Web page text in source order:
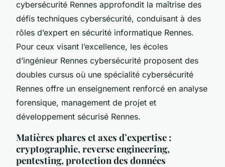
cybersécurité Rennes approfondit la maîtrise des
défis techniques cybersécurité, conduisant à des
rôles d’expert en sécurité informatique Rennes.
Pour ceux visant l’excellence, les écoles
d’ingénieur Rennes cybersécurité proposent des
doubles cursus où une spécialité cybersécurité
Rennes offre un enseignement renforcé en analyse
forensique, management de projet et
développement sécurisé Rennes.
Matières phares et axes d’expertise :
cryptographie, reverse engineering,
pentesting, protection des données